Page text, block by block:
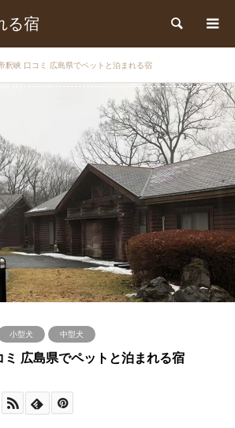
る宿 検索
釈峡 口コミ 広島県でペットと泊まれる宿
小型犬 中型犬
ミ 広島県でペットと泊まれる宿